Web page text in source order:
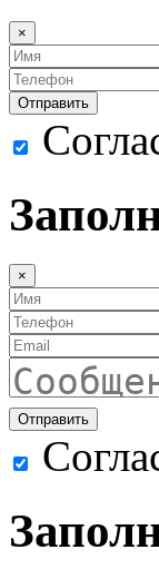
×
×